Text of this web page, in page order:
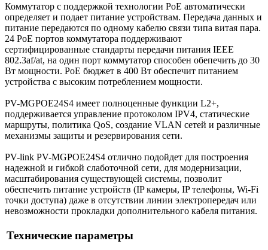
Коммутатор с поддержкой технологии PoE автоматически
определяет и подает питание устройствам. Передача данных и
питание передаются по одному кабелю связи типа витая пара.
24 PoE портов коммутатора поддерживают
сертифицированные стандарты передачи питания IEEE
802.3af/at, на один порт коммутатор способен обепечить до 30
Вт мощности. PoE бюджет в 400 Вт обеспечит питанием
устройства с высоким потреблением мощности.
PV-MGPOE24S4 имеет полноценные функции L2+,
поддерживается управление протоколом IPV4, статические
маршруты, политика QoS, создание VLAN сетей и различные
механизмы защиты и резервирования сети.
PV-link PV-MGPOE24S4 отлично подойдет для построения
надежной и гибкой слаботочной сети, для модернизации,
масштабирования существующей системы, позволит
обеспечить питание устройств (IP камеры, IP телефоны, Wi-Fi
точки доступа) даже в отсутствии линии электропередач или
невозможности прокладки дополнительного кабеля питания.
Технические параметры